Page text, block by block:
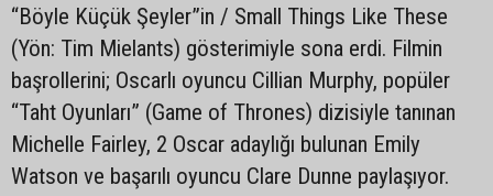
“Böyle Küçük Şeyler”in / Small Things Like These
(Yön: Tim Mielants) gösterimiyle sona erdi. Filmin
başrollerini; Oscarlı oyuncu Cillian Murphy, popüler
“Taht Oyunları” (Game of Thrones) dizisiyle tanınan
Michelle Fairley, 2 Oscar adaylığı bulunan Emily
Watson ve başarılı oyuncu Clare Dunne paylaşıyor.